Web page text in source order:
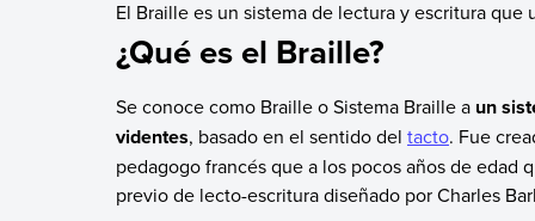
El Braille es un sistema de lectura y escritura
¿Qué es el Braille?
Se conoce como Braille o Sistema Braille a un
videntes, basado en el sentido del tacto. Fue
pedagogo francés que a los pocos años de edad
previo de lecto-escritura diseñado por Charles